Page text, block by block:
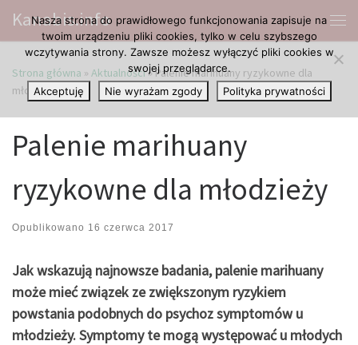
Przejdź do treści
Kanabis.info
Strona główna » Aktualności»Palenie marihuany ryzykowne dla
młodzieży
Palenie marihuany
ryzykowne dla młodzieży
Opublikowano 16 czerwca 2017
Jak wskazują najnowsze badania, palenie marihuany
może mieć związek ze zwiększonym ryzykiem
powstania podobnych do psychoz symptomów u
młodzieży. Symptomy te mogą występować u młodych
Nasza strona do prawidłowego funkcjonowania zapisuje na
twoim urządzeniu pliki cookies, tylko w celu szybszego
wczytywania strony. Zawsze możesz wyłączyć pliki cookies w
swojej przeglądarce.
Akceptuję
Nie wyrażam zgody Polityka prywatności